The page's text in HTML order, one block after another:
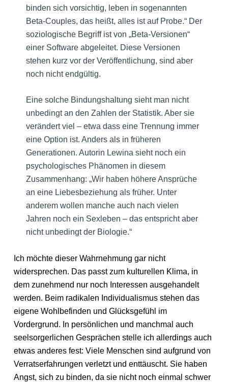
binden sich vorsichtig, leben in sogenannten
Beta-Couples, das heißt, alles ist auf Probe.“ Der
soziologische Begriff ist von „Beta-Versionen“
einer Software abgeleitet. Diese Versionen
stehen kurz vor der Veröffentlichung, sind aber
noch nicht endgültig.
Eine solche Bindungshaltung sieht man nicht
unbedingt an den Zahlen der Statistik. Aber sie
verändert viel – etwa dass eine Trennung immer
eine Option ist. Anders als in früheren
Generationen. Autorin Lewina sieht noch ein
psychologisches Phänomen in diesem
Zusammenhang: „Wir haben höhere Ansprüche
an eine Liebesbeziehung als früher. Unter
anderem wollen manche auch nach vielen
Jahren noch ein Sexleben – das entspricht aber
nicht unbedingt der Biologie.“
Ich möchte dieser Wahrnehmung gar nicht
widersprechen. Das passt zum kulturellen Klima, in
dem zunehmend nur noch Interessen ausgehandelt
werden. Beim radikalen Individualismus stehen das
eigene Wohlbefinden und Glücksgefühl im
Vordergrund. In persönlichen und manchmal auch
seelsorgerlichen Gesprächen stelle ich allerdings auch
etwas anderes fest: Viele Menschen sind aufgrund von
Verratserfahrungen verletzt und enttäuscht. Sie haben
Angst, sich zu binden, da sie nicht noch einmal schwer